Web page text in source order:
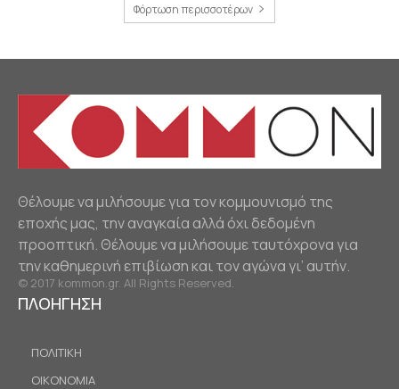
Φόρτωση περισσοτέρων
Θέλουμε να μιλήσουμε για τον κομμουνισμό της
εποχής μας, την αναγκαία αλλά όχι δεδομένη
προοπτική. Θέλουμε να μιλήσουμε ταυτόχρονα για
την καθημερινή επιβίωση και τον αγώνα γι’ αυτήν.
© 2017 kommon.gr. All Rights Reserved.
ΠΛΟΗΓΗΣΗ
ΠΟΛΙΤΙΚΗ
ΟΙΚΟΝΟΜΙΑ